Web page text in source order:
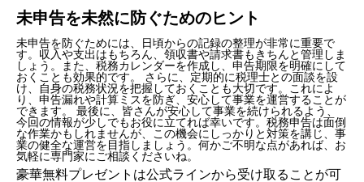
未申告を未然に防ぐためのヒント
未申告を防ぐためには、日頃からの記録の整理が非常に重要で
す。収入や支出はもちろん、領収書や請求書もきちんと管理しま
しょう。また、税務カレンダーを作成し、申告期限を明確にして
おくことも効果的です。 さらに、定期的に税理士との面談を設
け、自身の税務状況を把握しておくことも大切です。これによ
り、申告漏れや計算ミスを防ぎ、安心して事業を運営することが
できます。 最後に、皆さんが安心して事業を続けられるよう、
今回の情報が少しでもお役に立てれば幸いです。税務申告は面倒
な作業かもしれませんが、この機会にしっかりと対策を講じ、事
業の健全な運営を目指しましょう。何かご不明な点があれば、お
気軽に専門家にご相談くださいね。
豪華無料プレゼントは公式ラインから受け取ることが可